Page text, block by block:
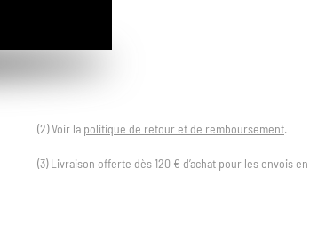
(2) Voir la politique de retour et de remboursement.
(3) Livraison offerte dès 120 € d’achat pour les envois